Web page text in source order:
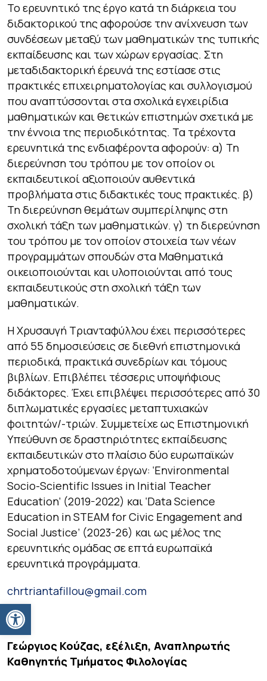
Ανοίξτε τη γραμμή εργαλείων
Το ερευνητικό της έργο κατά τη διάρκεια του
διδακτορικού της αφορούσε την ανίχνευση των
συνδέσεων μεταξύ των μαθηματικών της τυπικής
εκπαίδευσης και των χώρων εργασίας. Στη
μεταδιδακτορική έρευνά της εστίασε στις
πρακτικές επιχειρηματολογίας και συλλογισμού
που αναπτύσσονται στα σχολικά εγχειρίδια
μαθηματικών και θετικών επιστημών σχετικά με
την έννοια της περιοδικότητας. Τα τρέχοντα
ερευνητικά της ενδιαφέροντα αφορούν: α) Τη
διερεύνηση του τρόπου με τον οποίον οι
εκπαιδευτικοί αξιοποιούν αυθεντικά
προβλήματα στις διδακτικές τους πρακτικές. β)
Τη διερεύνηση θεμάτων συμπερίληψης στη
σχολική τάξη των μαθηματικών. γ) τη διερεύνηση
του τρόπου με τον οποίον στοιχεία των νέων
προγραμμάτων σπουδών στα Μαθηματικά
οικειοποιούνται και υλοποιούνται από τους
εκπαιδευτικούς στη σχολική τάξη των
μαθηματικών.
Η Χρυσαυγή Τριανταφύλλου έχει περισσότερες
από 55 δημοσιεύσεις σε διεθνή επιστημονικά
περιοδικά, πρακτικά συνεδρίων και τόμους
βιβλίων. Επιβλέπει τέσσερις υποψήφιους
διδάκτορες. Έχει επιβλέψει περισσότερες από 30
διπλωματικές εργασίες μεταπτυχιακών
φοιτητών/-τριών. Συμμετείχε ως Επιστημονική
Υπεύθυνη σε δραστηριότητες εκπαίδευσης
εκπαιδευτικών στο πλαίσιο δύο ευρωπαϊκών
χρηματοδοτούμενων έργων: ‘Environmental
Socio-Scientific Issues in Initial Teacher
Education’ (2019-2022) και ‘Data Science
Education in STEAM for Civic Engagement and
Social Justice’ (2023-26) και ως μέλος της
ερευνητικής ομάδας σε επτά ευρωπαϊκά
ερευνητικά προγράμματα.
chrtriantafillou@gmail.com
Γεώργιος Κούζας, εξέλιξη, Αναπληρωτής
Καθηγητής Τμήματος Φιλολογίας